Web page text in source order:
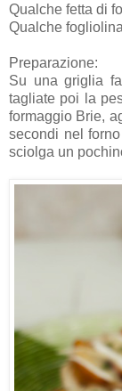
Qualche fetta di
Qualche
Preparazione:
Su una griglia
tagliate poi la
formaggio Brie,
secondi nel
sciolga un